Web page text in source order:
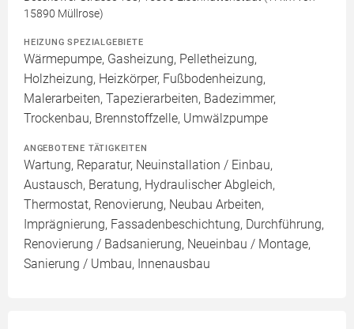
15890 Müllrose)
HEIZUNG SPEZIALGEBIETE
Wärmepumpe, Gasheizung, Pelletheizung,
Holzheizung, Heizkörper, Fußbodenheizung,
Malerarbeiten, Tapezierarbeiten, Badezimmer,
Trockenbau, Brennstoffzelle, Umwälzpumpe
ANGEBOTENE TÄTIGKEITEN
Wartung, Reparatur, Neuinstallation / Einbau,
Austausch, Beratung, Hydraulischer Abgleich,
Thermostat, Renovierung, Neubau Arbeiten,
Imprägnierung, Fassadenbeschichtung, Durchführung,
Renovierung / Badsanierung, Neueinbau / Montage,
Sanierung / Umbau, Innenausbau